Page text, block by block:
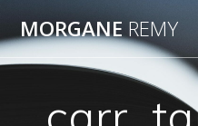
MORGANE REMY